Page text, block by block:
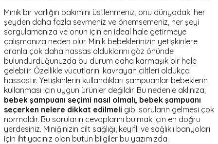
Minik bir varlığın bakımını üstlenmeniz, onu dünyadaki her
şeyden daha fazla sevmeniz ve önemsemeniz, her şeyi
sorgulamanıza ve onun için en ideal hale getirmeye
çalışmanıza neden olur. Minik bebeklerinizin yetişkinlere
oranla çok daha hassas olduklarını göz önünde
bulundurduğunuzda bu durum daha karmaşık bir hale
gelebilir. Özellikle vücutlarını kavrayan ciltleri oldukça
hassastır. Yetişkinlerin kullandıkları şampuanlar bebeklerin
kullanması için uygun ürünler değildir. Bu nedenle aklınıza;
bebek şampuanı seçimi nasıl olmalı, bebek şampuanı
seçerken nelere dikkat edilmeli gibi soruların gelmesi çok
normaldir. Bu soruların cevaplarını bulmak için en doğru
yerdesiniz. Miniğinizin cilt sağlığı, keyifli ve sağlıklı banyoları
için ihtiyacınız olan bütün bilgiler bu yazımızda.